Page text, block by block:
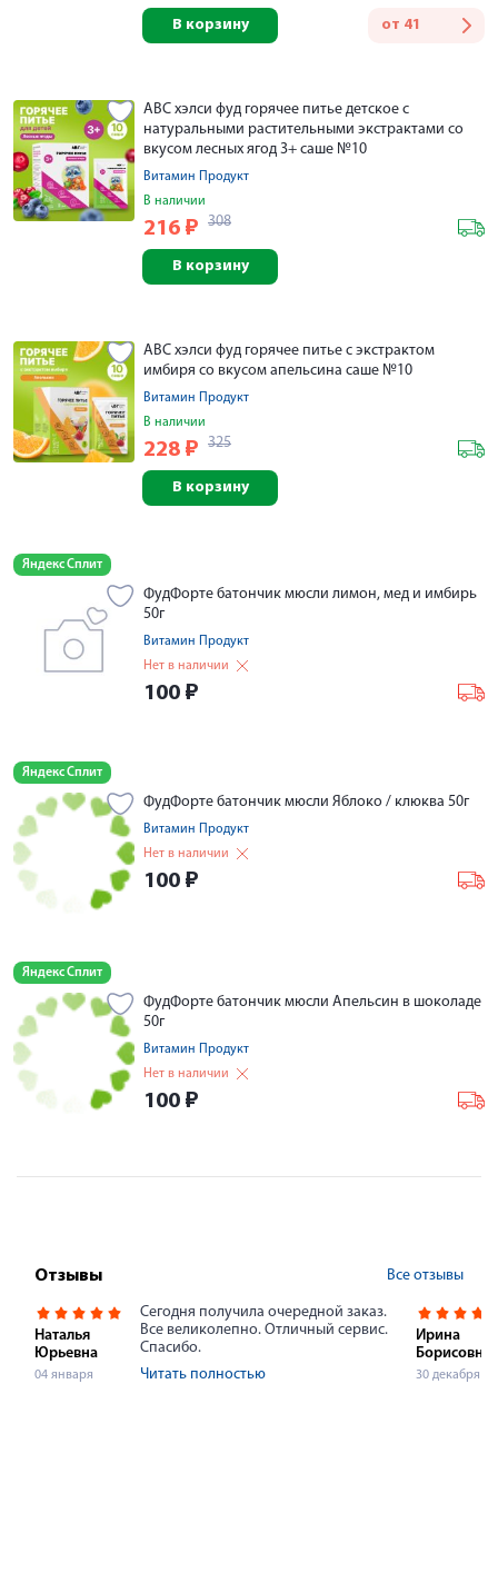
от 41
В корзину
АВС хэлси фуд горячее питье детское с
натуральными растительными экстрактами со
вкусом лесных ягод 3+ саше №10
Витамин Продукт
В наличии
216 ₽ 308
В корзину
АВС хэлси фуд горячее питье с экстрактом
имбиря со вкусом апельсина саше №10
Витамин Продукт
В наличии
228 ₽ 325
В корзину
Яндекс Сплит
ФудФорте батончик мюсли лимон, мед и имбирь
50г
Витамин Продукт
Нет в наличии
100 ₽
Яндекс Сплит
ФудФорте батончик мюсли Яблоко / клюква 50г
Витамин Продукт
Нет в наличии
100 ₽
Яндекс Сплит
ФудФорте батончик мюсли Апельсин в шоколаде
50г
Витамин Продукт
Нет в наличии
100 ₽
Отзывы Все отзывы
Наталья
Юрьевна
04 января
Сегодня получила очередной заказ.
Все великолепно. Отличный сервис.
Спасибо.
Читать полностью
Ирина
Борисовна
30 декабря